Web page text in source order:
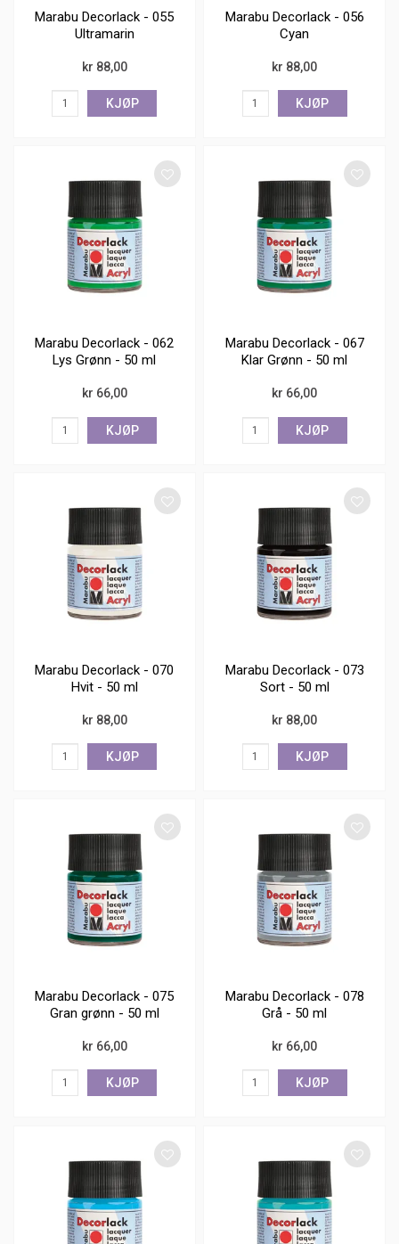
Marabu Decorlack - 055
Ultramarin
kr 88,00
KJØP
Marabu Decorlack - 056
Cyan
kr 88,00
KJØP
Marabu Decorlack - 062
Lys Grønn - 50 ml
kr 66,00
KJØP
Marabu Decorlack - 067
Klar Grønn - 50 ml
kr 66,00
KJØP
Marabu Decorlack - 070
Hvit - 50 ml
kr 88,00
KJØP
Marabu Decorlack - 073
Sort - 50 ml
kr 88,00
KJØP
Marabu Decorlack - 075
Gran grønn - 50 ml
kr 66,00
KJØP
Marabu Decorlack - 078
Grå - 50 ml
kr 66,00
KJØP